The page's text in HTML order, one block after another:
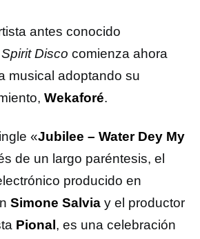
antes conocido
Spirit Disco comienza ahora
musical adoptando su
Wekaforé.
«Jubilee – Water Dey My
de un largo paréntesis, el
producido en
Simone Salvia y el productor
Pional , es una celebración